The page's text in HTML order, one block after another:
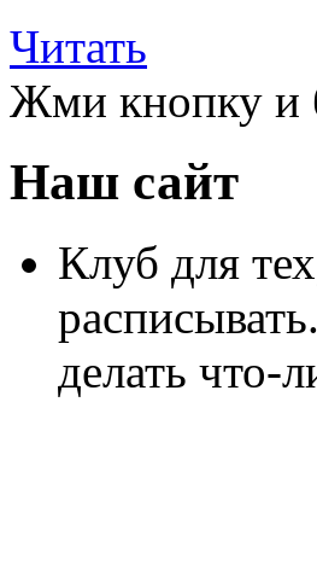
Читать
Жми кнопку и
Наш сайт
Клуб для
делать что-